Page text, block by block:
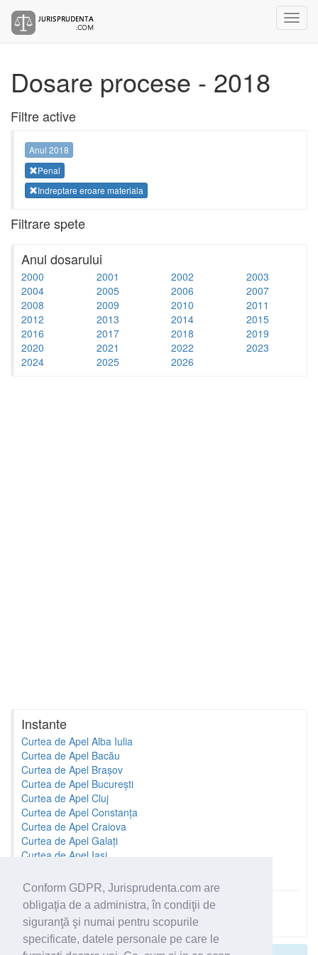
Conform GDPR, Jurisprudenta.com are
obligaţia de a administra, în condiţii de
siguranţă şi numai pentru scopurile
specificate, datele personale pe care le
Dosare procese - 2018
Filtre active
Anul 2018
Penal
Indreptare eroare materiala
Filtrare spete
Anul dosarului
2000 2001 2002
2003
2004
2005 2006
2007
2008
2009 2010
2011
2012
2013 2014
2015
2016
2017 2018
2019
2020
2021 2022
2023
2024
2025 2026
Instante
Curtea de Apel Alba Iulia
Curtea de Apel Bacău
Curtea de Apel Brașov
Curtea de Apel București
Curtea de Apel Cluj
Curtea de Apel Constanța
Curtea de Apel Craiova
Curtea de Apel Galați
Curtea de Apel Iași
Toate instantele